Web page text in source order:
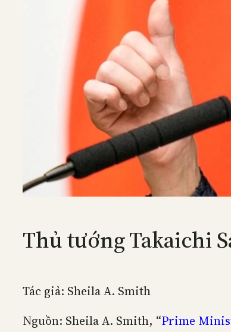
Thủ tướng Takaichi
Tác giả: Sheila A. Smith
Nguồn: Sheila A. Smith, “Prime